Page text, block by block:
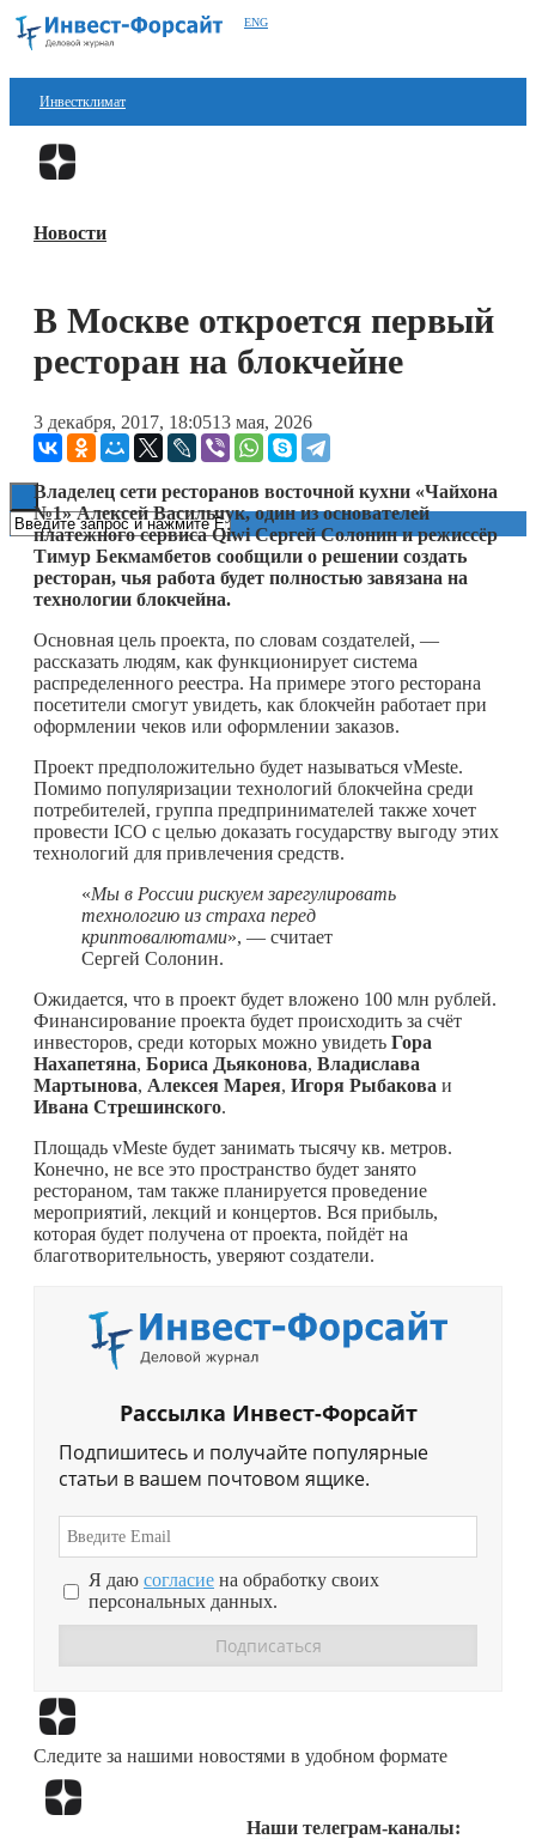
ENG
Инвестклимат
Финансы
Блокчейн
Книги
Новости
В Москве откроется первый
ресторан на блокчейне
3 декабря, 2017, 18:0513 мая, 2026
Владелец сети ресторанов восточной кухни «Чайхона
№1» Алексей Васильчук, один из основателей
платежного сервиса Qiwi Сергей Солонин и режиссёр
Тимур Бекмамбетов сообщили о решении создать
ресторан, чья работа будет полностью завязана на
технологии блокчейна.
Основная цель проекта, по словам создателей, —
рассказать людям, как функционирует система
распределенного реестра. На примере этого ресторана
посетители смогут увидеть, как блокчейн работает при
оформлении чеков или оформлении заказов.
Проект предположительно будет называться vMeste.
Помимо популяризации технологий блокчейна среди
потребителей, группа предпринимателей также хочет
провести ICO с целью доказать государству выгоду этих
технологий для привлечения средств.
«Мы в России рискуем зарегулировать
технологию из страха перед
криптовалютами», — считает
Сергей Солонин.
Ожидается, что в проект будет вложено 100 млн рублей.
Финансирование проекта будет происходить за счёт
инвесторов, среди которых можно увидеть Гора
Нахапетяна, Бориса Дьяконова, Владислава
Мартынова, Алексея Марея, Игоря Рыбакова и
Ивана Стрешинского.
Площадь vMeste будет занимать тысячу кв. метров.
Конечно, не все это пространство будет занято
рестораном, там также планируется проведение
мероприятий, лекций и концертов. Вся прибыль,
которая будет получена от проекта, пойдёт на
благотворительность, уверяют создатели.
Рассылка Инвест-Форсайт
Подпишитесь и получайте популярные
статьи в вашем почтовом ящике.
Я даю согласие на обработку своих
персональных данных.
Следите за нашими новостями в удобном формате
Наши телеграм-каналы: